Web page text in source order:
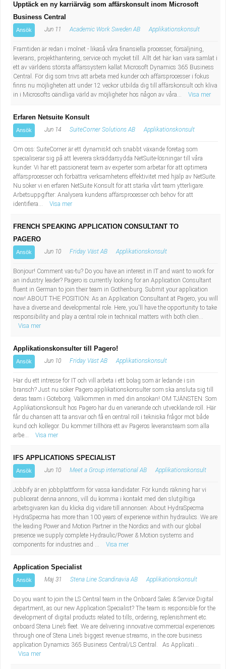
Upptäck en ny karriärväg som affärskonsult inom Microsoft
Business Central
Ansök Jun 11 Academic Work Sweden AB Applikationskonsult
Framtiden är redan i molnet - likaså våra finansiella processer, försäljning,
leverans, projekthantering, service och mycket till. Allt det här kan vara samlat i
ett av världens största affärssystem kallat Microsoft Dynamics 365 Business
Central. För dig som trivs att arbeta med kunder och affärsprocesser i fokus
finns nu möjligheten att under 12 veckor utbilda dig till affärskonsult och kliva
in i Microsofts oändliga värld av möjligheter hos någon av våra...
Visa mer
Erfaren Netsuite Konsult
Ansök Jun 14 SuiteCorner Solutions AB Applikationskonsult
Om oss: SuiteCorner är ett dynamiskt och snabbt växande företag som
specialiserar sig på att leverera skräddarsydda NetSuite-lösningar till våra
kunder. Vi har ett passionerat team av experter som arbetar för att optimera
affärsprocesser och förbättra verksamhetens effektivitet med hjälp av NetSuite.
Nu söker vi en erfaren NetSuite Konsult för att stärka vårt team ytterligare.
Arbetsuppgifter: Analysera kundens affärsprocesser och behov för att
identifiera...
Visa mer
FRENCH SPEAKING APPLICATION CONSULTANT TO
PAGERO
Ansök Jun 10 Friday Väst AB Applikationskonsult
Bonjour! Comment vas-tu? Do you have an interest in IT and want to work for
an industry leader? Pagero is currently looking for an Application Consultant
fluent in German to join their team in Gothenburg. Submit your application
now! ABOUT THE POSITION: As an Application Consultant at Pagero, you will
have a diverse and developmental role. Here, you'll have the opportunity to take
responsibility and play a central role in technical matters with both clien...
Visa mer
Applikationskonsulter till Pagero!
Ansök Jun 10 Friday Väst AB Applikationskonsult
Har du ett intresse för IT och vill arbeta i ett bolag som är ledande i sin
bransch? Just nu söker Pagero applikationskonsulter som ska ansluta sig till
deras team i Göteborg. Välkommen in med din ansökan! OM TJÄNSTEN: Som
Applikationskonsult hos Pagero har du en varierande och utvecklande roll. Här
får du chansen att ta ansvar och få en central roll i tekniska frågor mot både
kund och kollegor. Du kommer tillhöra ett av Pageros leveransteam som alla
arbe...
Visa mer
IFS APPLICATIONS SPECIALIST
Ansök Jun 10 Meet a Group international AB Applikationskonsult
Jobbify är en jobbplattform för vassa kandidater. För kunds räkning har vi
publicerat denna annons, vill du komma i kontakt med den slutgiltiga
arbetsgivaren kan du klicka dig vidare till annonsen: About HydraSpecma
HydraSpecma has more than 100 years of experience within hydraulics. We are
the leading Power and Motion Partner in the Nordics and with our global
presence we supply complete Hydraulic/Power & Motion systems and
components for industries and ...
Visa mer
Application Specialist
Ansök Maj 31 Stena Line Scandinavia AB Applikationskonsult
Do you want to join the LS Central team in the Onboard Sales & Service Digital
department, as our new Application Specialist? The team is responsible for the
development of digital products related to tills, ordering, replenishment etc.
onboard Stena Line’s fleet. We are delivering innovative commercial experiences
through one of Stena Line’s biggest revenue streams, in the core business
application Dynamics 365 Business Central/LS Central. As Applicati...
Visa mer